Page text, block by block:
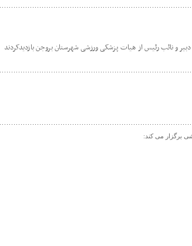
و نائب رئیس از هیات پزشکی ورزشی شهرستان بروجن بازدیدکردند
برگزار می کند: